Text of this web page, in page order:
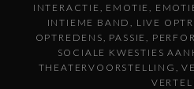
INTERACTIE
EMOTIE
INTIEME BAND
LIVE
OPTREDENS
PASSIE
SOCIALE KWESTIES
THEATERVOORSTELLING